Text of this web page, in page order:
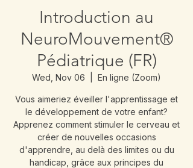
Introduction au
NeuroMouvement®
Pédiatrique (FR)
Wed, Nov 06 En ligne (Zoom)
Vous aimeriez éveiller l'apprentissage et
le développement de votre enfant?
Apprenez comment stimuler le cerveau et
créer de nouvelles occasions
d'apprendre, au delà des limites ou du
handicap, grâce aux principes du